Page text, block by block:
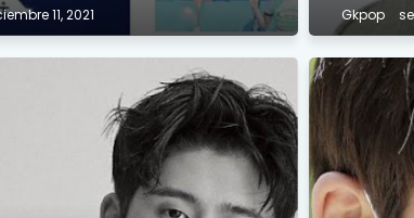
11, 2021 Gkpop